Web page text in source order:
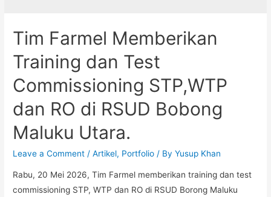
Tim Farmel Memberikan
Training dan Test
Commissioning STP,WTP
dan RO di RSUD Bobong
Maluku Utara.
Leave a Comment /Artikel, Portfolio / ByYusup Khan
Rabu, 20 Mei 2026, Tim Farmel memberikan training dan test
commissioning STP, WTP dan RO di RSUD Borong Maluku